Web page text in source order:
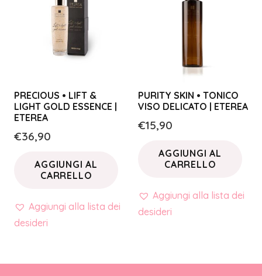
PRECIOUS • LIFT &
LIGHT GOLD ESSENCE |
ETEREA
€36,90
AGGIUNGI AL
CARRELLO
Aggiungi alla lista dei
desideri
PURITY SKIN • TONICO
VISO DELICATO | ETEREA
€15,90
AGGIUNGI AL
CARRELLO
Aggiungi alla lista dei
desideri